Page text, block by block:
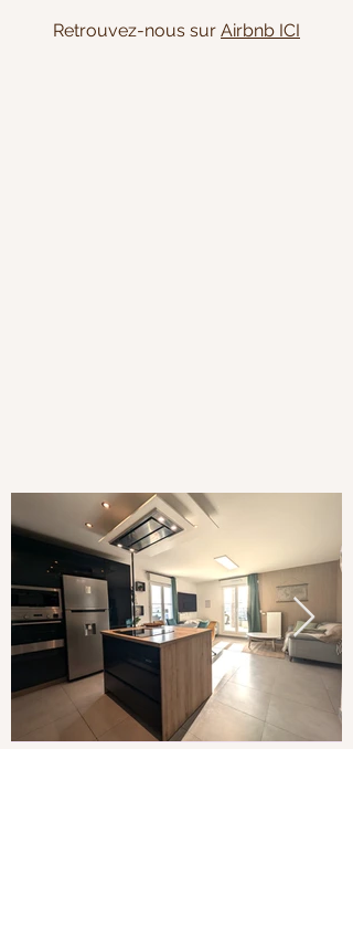
Retrouvez-nous sur Airbnb ICI